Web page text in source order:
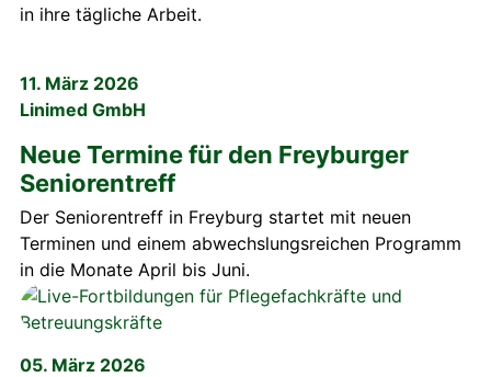
in ihre tägliche Arbeit.
11. März 2026
Linimed GmbH
Neue Termine für den Freyburger
Seniorentreff
Der Seniorentreff in Freyburg startet mit neuen
Terminen und einem abwechslungsreichen Programm
in die Monate April bis Juni.
05. März 2026